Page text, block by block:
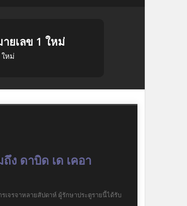
ยเลข 1 ใหม่
หม่
ง ดาบิด เด เคอา
จรจาหลายสัปดาห์ ผู้รักษาประตูรายนี้ได้รับ